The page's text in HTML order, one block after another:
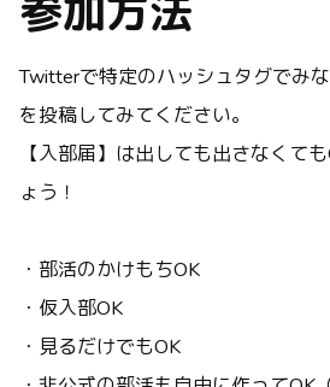
参加方法
Twitterで特定のハッシュタグでみ
を投稿してみてください。
【入部届】は出しても出さなくて
ょう！
・部活のかけもちOK
・仮入部OK
・見るだけでもOK